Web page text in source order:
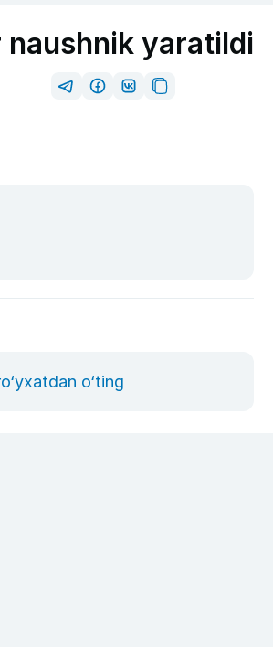
naushnik yaratildi
o‘ting